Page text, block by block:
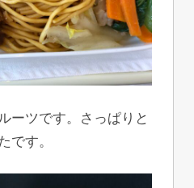
ーツです。さっぱりと
です。